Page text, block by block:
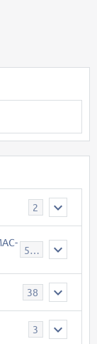
2
543
38
3